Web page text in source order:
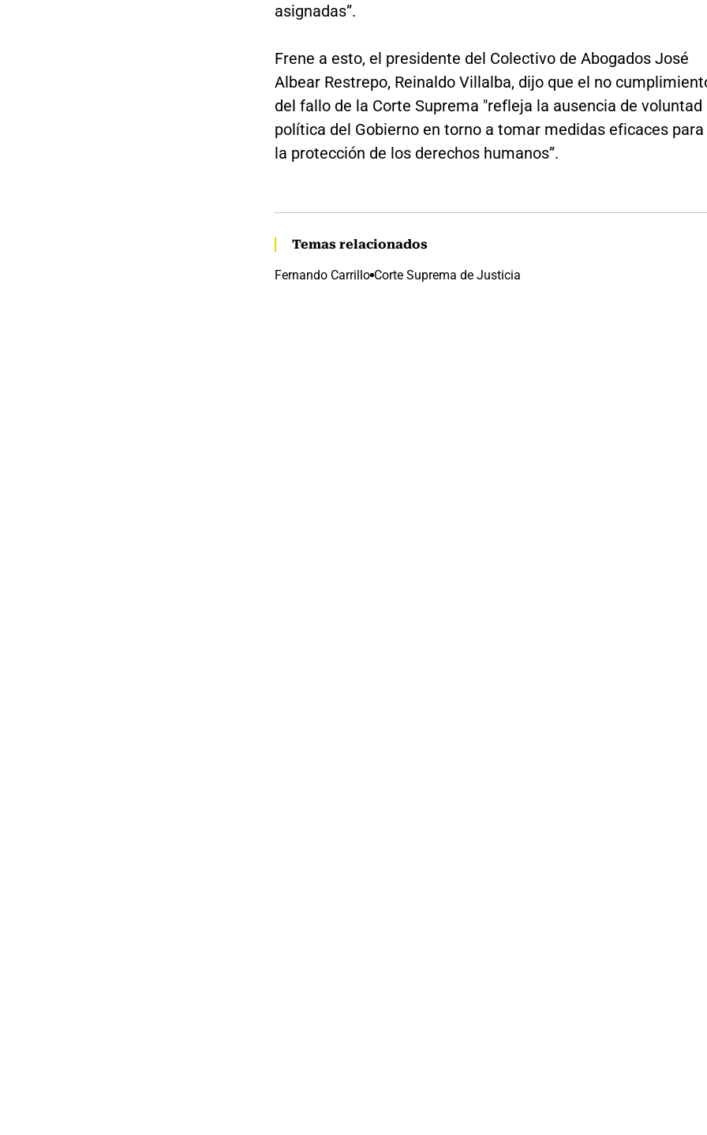
asignadas”.
Frene a esto, el presidente del Colectivo de Abogados José
Albear Restrepo, Reinaldo Villalba, dijo que el no
del fallo de la Corte Suprema "refleja la ausencia de voluntad
política del Gobierno en torno a tomar medidas eficaces para
la protección de los derechos humanos”.
Temas relacionados
Fernando Carrillo Corte Suprema de Justicia